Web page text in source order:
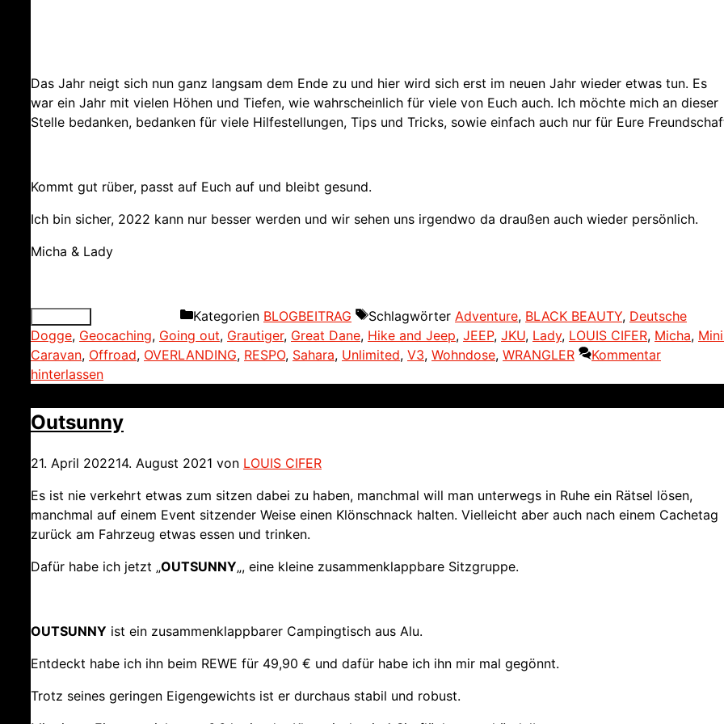
Das Jahr neigt sich nun ganz langsam dem Ende zu und hier wird sich erst im neuen Jahr wieder etwas tun. Es
war ein Jahr mit vielen Höhen und Tiefen, wie wahrscheinlich für viele von Euch auch. Ich möchte mich an dieser
Stelle bedanken, bedanken für viele Hilfestellungen, Tips und Tricks, sowie einfach auch nur für Eure
Kommt gut rüber, passt auf Euch auf und bleibt gesund.
Ich bin sicher, 2022 kann nur besser werden und wir sehen uns irgendwo da draußen auch wieder persönlich.
Micha & Lady
Kategorien BLOGBEITRAG Schlagwörter Adventure, BLACK BEAUTY, Deutsche
Dogge, Geocaching, Going out, Grautiger, Great Dane, Hike and Jeep, JEEP, JKU, Lady, LOUIS CIFER, Micha,
Caravan, Offroad, OVERLANDING, RESPO, Sahara, Unlimited, V3, Wohndose, WRANGLER
Kommentar
hinterlassen
Outsunny
21. April 202214. August 2021 von LOUIS CIFER
Es ist nie verkehrt etwas zum sitzen dabei zu haben, manchmal will man unterwegs in Ruhe ein Rätsel lösen,
manchmal auf einem Event sitzender Weise einen Klönschnack halten. Vielleicht aber auch nach einem Cachetag
zurück am Fahrzeug etwas essen und trinken.
Dafür habe ich jetzt „OUTSUNNY„, eine kleine zusammenklappbare Sitzgruppe.
OUTSUNNY ist ein zusammenklappbarer Campingtisch aus Alu.
Entdeckt habe ich ihn beim REWE für 49,90 € und dafür habe ich ihn mir mal gegönnt.
Trotz seines geringen Eigengewichts ist er durchaus stabil und robust.